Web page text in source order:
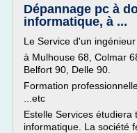
Dépannage pc à
informatique, à ...
Le Service d'un
à Mulhouse 68, Colmar
Belfort 90, Delle 90.
Formation
...etc
Estelle Services
informatique. La société